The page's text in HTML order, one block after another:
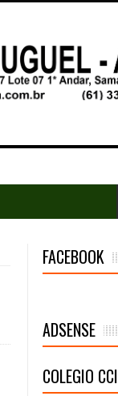
FACEBOOK
ADSENSE
COLEGIO CCI